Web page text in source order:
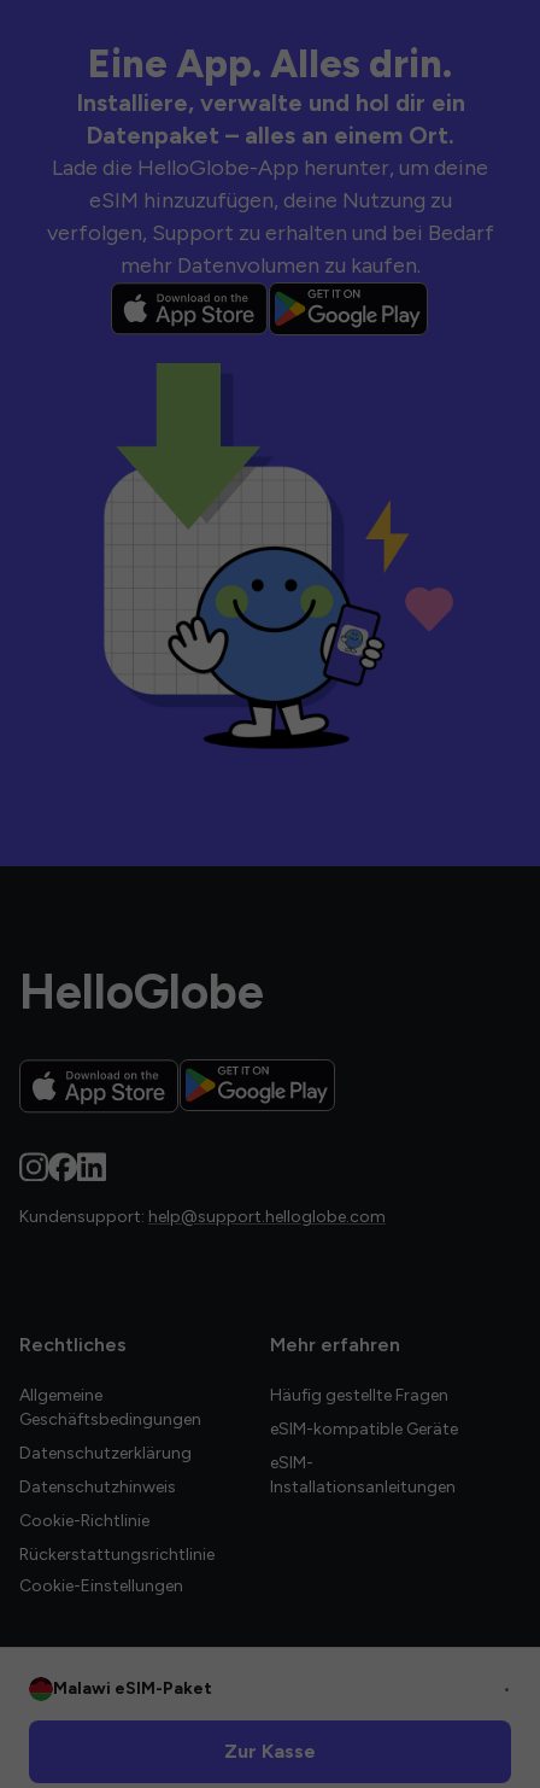
Eine App. Alles drin.
Installiere, verwalte und hol dir ein
Datenpaket – alles an einem Ort.
Lade die HelloGlobe-App herunter, um deine
eSIM hinzuzufügen, deine Nutzung zu
verfolgen, Support zu erhalten und bei Bedarf
mehr Datenvolumen zu kaufen.
HelloGlobe
Kundensupport: help@support.helloglobe.com
Rechtliches
Allgemeine
Geschäftsbedingungen
Datenschutzerklärung
Datenschutzhinweis
Cookie-Richtlinie
Rückerstattungsrichtlinie
Cookie-Einstellungen
Mehr erfahren
Häufig gestellte Fragen
eSIM-kompatible Geräte
eSIM-
Installationsanleitungen
Malawi eSIM-Paket •
Zur Kasse